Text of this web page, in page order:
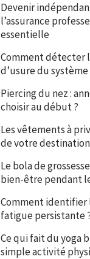
Devenir
l’assurance
essentielle
Comment détecter
d’usure du
Piercing du nez :
choisir au début ?
Les vêtements à
de votre destination
Le bola de
bien-être pendant
Comment identifier
fatigue persistante
Ce qui fait du yoga
simple activité